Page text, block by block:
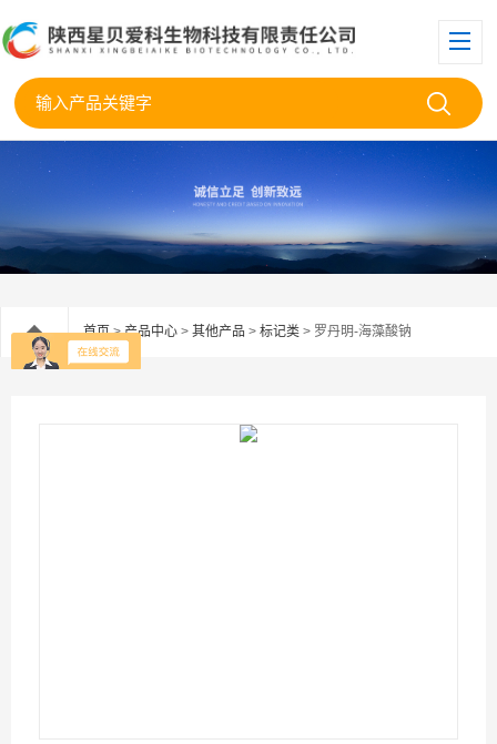
首页>产品中心 > 其他产品 > 标记类 > 罗丹明-海藻酸钠